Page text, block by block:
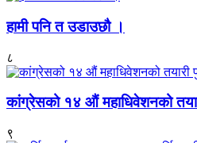
हामी पनि त उडाउछौ ।
८
कांग्रेसको १४ औं महाधिवेशनको
९